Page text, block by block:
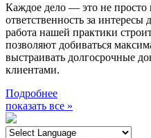
Каждое дело — это не просто
ответственность за
работа нашей практики
позволяют добиваться
выстраивать долгосрочные
клиентами.
Подробнее
показать все »